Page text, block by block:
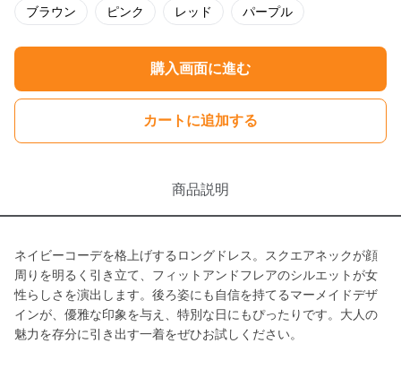
ブラウン ピンク レッド パープル
購入画面に進む
カートに追加する
商品説明
ネイビーコーデを格上げするロングドレス。スクエアネックが顔
周りを明るく引き立て、フィットアンドフレアのシルエットが女
性らしさを演出します。後ろ姿にも自信を持てるマーメイドデザ
インが、優雅な印象を与え、特別な日にもぴったりです。大人の
魅力を存分に引き出す一着をぜひお試しください。